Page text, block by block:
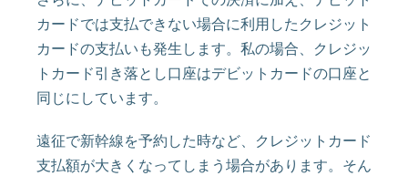
カードでは支払できない場合に利用したクレジット
カードの支払いも発生します。私の場合、クレジッ
トカード引き落とし口座はデビットカードの口座と
同じにしています。
遠征で新幹線を予約した時など、クレジットカード
支払額が大きくなってしまう場合があります。そん